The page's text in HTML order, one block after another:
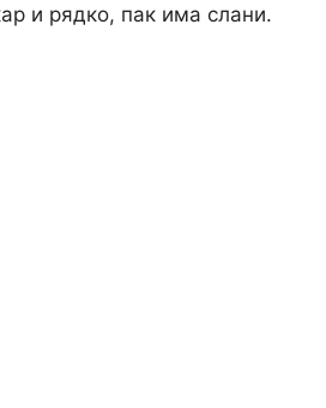
и рядко, пак има слани.